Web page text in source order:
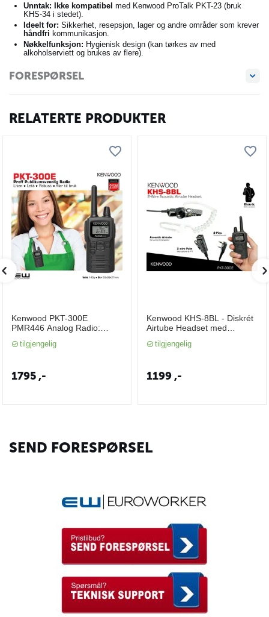
Unntak:
Ikke kompatibel med Kenwood ProTalk PKT-23 (bruk
KHS-34 i stedet).
Ideelt for: Sikkerhet, resepsjon, lager og andre områder som krever
håndfri kommunikasjon.
Nøkkelfunksjon: Hygienisk design (kan tørkes av med
alkoholserviett og brukes av flere).
FORESPØRSEL
RELATERTE PRODUKTER
Kenwood PKT-300E
PMR446 Analog Radio:
til Bruk
tilgjengelig
1795,-
Kenwood KHS-8BL - Diskrét
Airtube Headset med
(PKT-300E..)
tilgjengelig
1199,-
SEND FORESPØRSEL